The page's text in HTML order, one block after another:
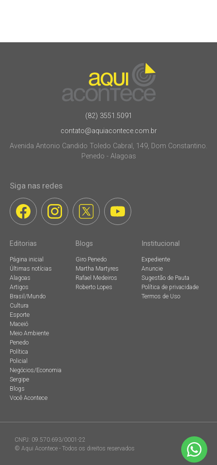
(82) 3551.5091
contato@aquiacontece.com.br
Avenida Antonio Candido Toledo Cabral, 149, Dom Constantino.
Penedo - Alagoas
Siga nas redes
Editorias
Página inicial
Últimas notícias
Alagoas
Artigos
Brasil/Mundo
Cultura
Esporte
Maceió
Meio Ambiente
Penedo
Política
Policial
Negócios/Economia
Sergipe
Blogs
Você Acontece
Blogs
Giro Penedo
Martha Martyres
Rafael Medeiros
Roberto Lopes
Institucional
Expediente
Anuncie
Sugestão de Pauta
Política de privacidade
Termos de Uso
CNPJ: 09.570.693/0001-22
© Aqui Acontece - Todos os direitos reservados